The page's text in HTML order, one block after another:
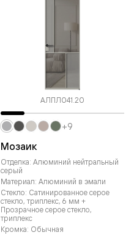
АЛПЛ041.20
Мозаик
Отделка: Алюминий нейтральный
серый
Материал: Алюминий в эмали
Стекло: Сатинированное серое
стекло, триплекс, 6 мм +
Прозрачное серое стекло,
триплекс
Кромка: Обычная
+9